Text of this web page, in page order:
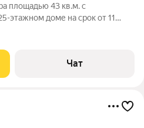
площадью 43 кв.м. с
этажном доме на срок от 11
двор. В
Чат